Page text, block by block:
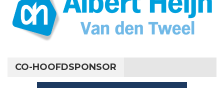
CO-HOOFDSPONSOR